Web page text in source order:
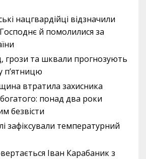
нацгвардійці відзначили
й помолилися за
грози та шквали прогнозують
п’ятницю
втратила захисника
понад два роки
безвісти
зафіксували температурний
Іван Карабаник з